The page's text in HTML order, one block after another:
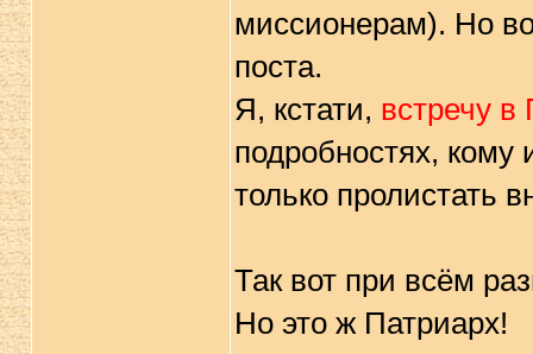
миссионерам). Но
поста.
Я, кстати, встречу
подробностях, кому
только пролистать
Так вот при всём
Но это ж Патриарх!